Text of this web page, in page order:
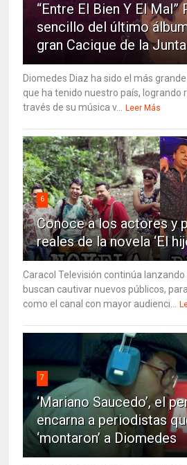
“Entre El Bien Y El Mal”
sencillo del último
gran Cacique de la Junta
Diomedes Diaz ha sido el más
que ha tenido nuestro país, logrando
través de su música v... Leer Más
6
Conoce a los actores y
reales de la novela ‘El
Caracol Televisión continúa
buscan cautivar nuevos públicos,
como el canal con mayor audienci...
7
‘Mariano Saucedo’, el
encarna a periodistas
‘montaron’ a Diomedes